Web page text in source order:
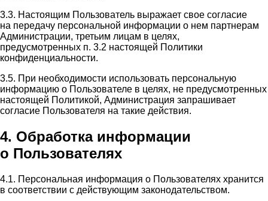
3.3. Настоящим Пользователь выражает свое согласие
на передачу персональной информации о нем партнерам
Администрации, третьим лицам в целях,
предусмотренных п. 3.2 настоящей Политики
конфиденциальности.
3.5. При необходимости использовать персональную
информацию о Пользователе в целях, не предусмотренных
настоящей Политикой, Администрация запрашивает
согласие Пользователя на такие действия.
4. Обработка информации
о Пользователях
4.1. Персональная информация о Пользователях хранится
в соответствии с действующим законодательством.